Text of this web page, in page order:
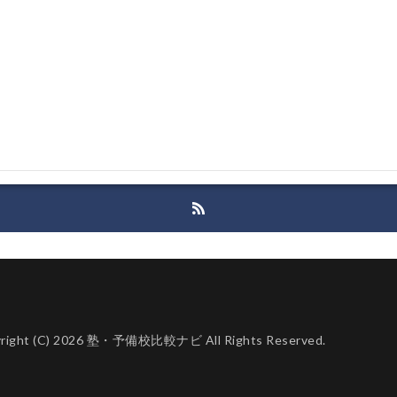
(C) 2026 塾・予備校比較ナビ All Rights Reserved.